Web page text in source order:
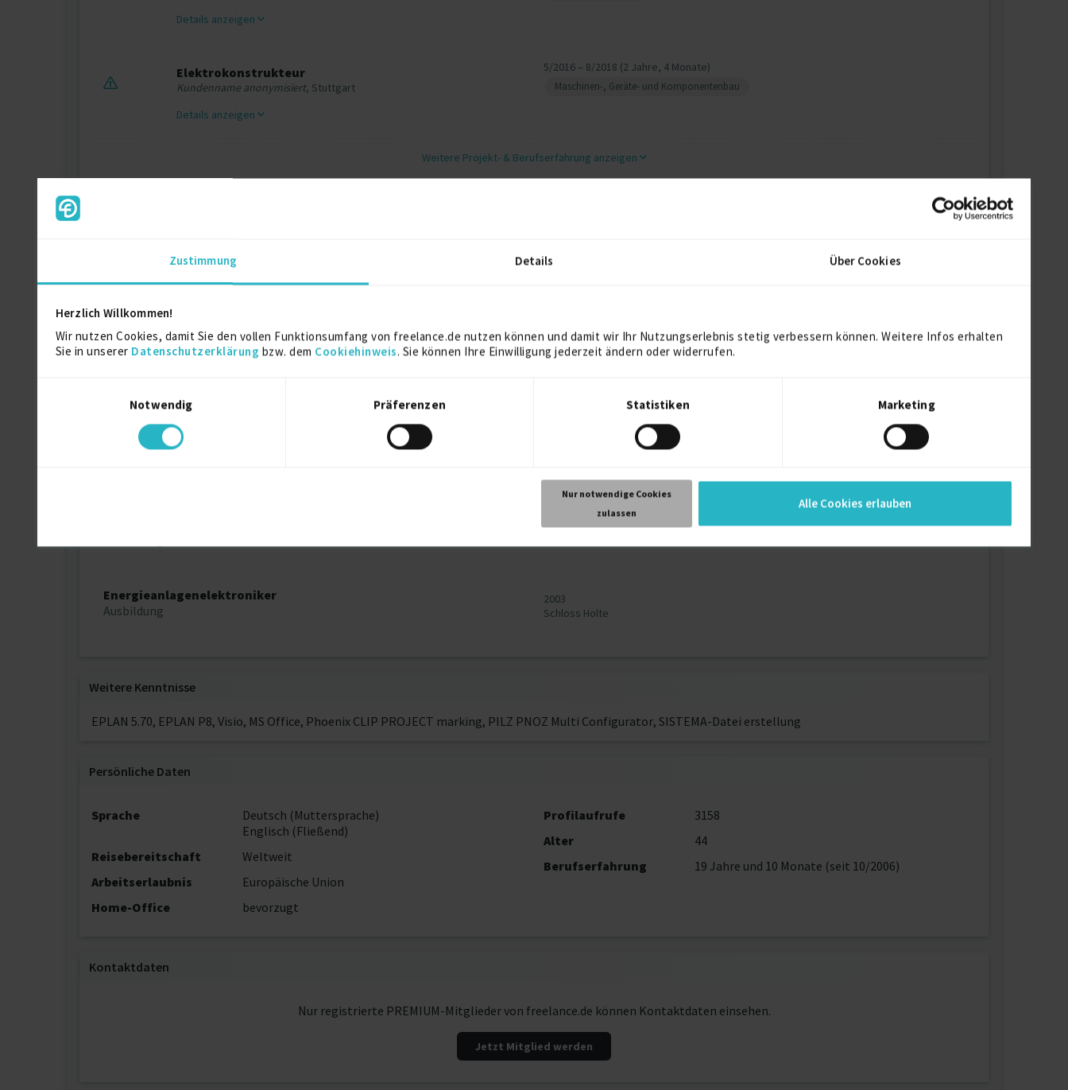
Zustimmung Details Über Cookies
Herzlich Willkommen!
Wir nutzen Cookies, damit Sie den vollen Funktionsumfang von freelance.de nutzen können und damit wir Ihr Nutzungserlebnis stetig verbessern können. Weitere Infos erhalten
Sie in unserer Datenschutzerklärung bzw. dem Cookiehinweis. Sie können Ihre Einwilligung jederzeit ändern oder widerrufen.
Notwendig
Präferenzen Statistiken Marketing
Nur notwendige Cookies
zulassen
Alle Cookies erlauben
Details anzeigen
Elektrokonstrukteur
Kundenname anonymisiert, Stuttgart
5/2016 – 8/2018 (2 Jahre, 4 Monate)
Maschinen-, Geräte- und Komponentenbau
Details anzeigen
Weitere Projekt‐ & Berufserfahrung anzeigen
Tätigkeitsbeschreibung 2016
SAP Schulungen
EPLAN P8 Zertifikat 2011
Zertifikat NFPA 70E
2006
Energieanlagenelektroniker
Ausbildung
2003
Schloss Holte
Weitere Kenntnisse
EPLAN 5.70, EPLAN P8, Visio, MS Office, Phoenix CLIP PROJECT marking, PILZ PNOZ Multi Configurator, SISTEMA-Datei erstellung
Persönliche Daten
Sprache
Deutsch (Muttersprache)
Englisch (Fließend)
Reisebereitschaft
Weltweit
Arbeitserlaubnis
Europäische Union
Home-Office
bevorzugt
Profilaufrufe
3158
Alter
44
Berufserfahrung
19 Jahre und 10 Monate (seit 10/2006)
Kontaktdaten
Nur registrierte PREMIUM-Mitglieder von freelance.de können Kontaktdaten einsehen.
Jetzt Mitglied werden